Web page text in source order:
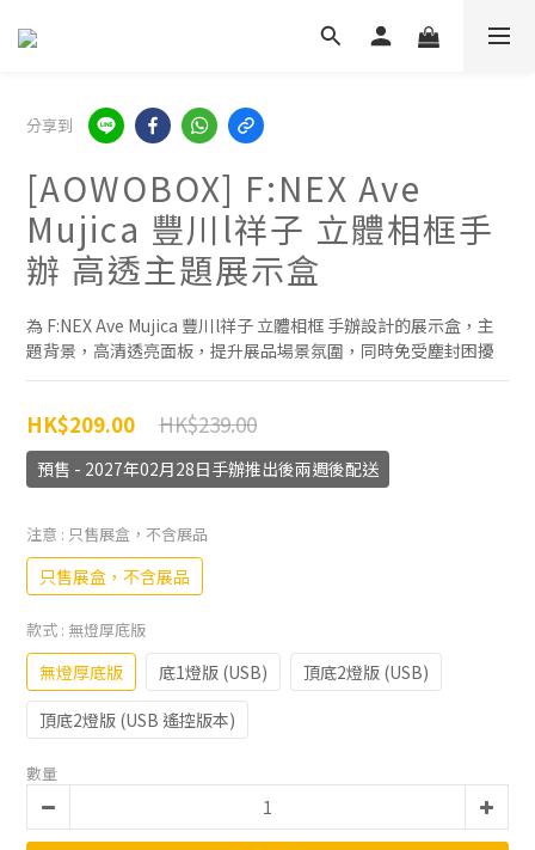
分享到
[AOWOBOX] F:NEX Ave
Mujica 豐川l祥子 立體相框手
辦 高透主題展示盒
為 F:NEX Ave Mujica 豐川l祥子 立體相框 手辦設計的展示盒，主
題背景，高清透亮面板，提升展品場景氛圍，同時免受塵封困擾
HK$239.00
HK$209.00
預售 - 2027年02月28日手辦推出後兩週後配送
注意 : 只售展盒，不含展品
只售展盒，不含展品
款式 : 無燈厚底版
無燈厚底版 底1燈版 (USB)
頂底2燈版 (USB)
頂底2燈版 (USB 遙控版本)
數量